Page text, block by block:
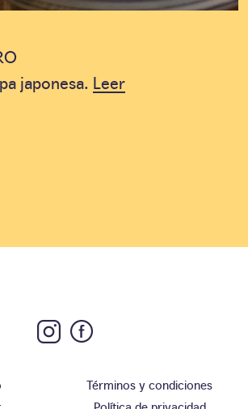
japonesa. Leer
Términos y condiciones